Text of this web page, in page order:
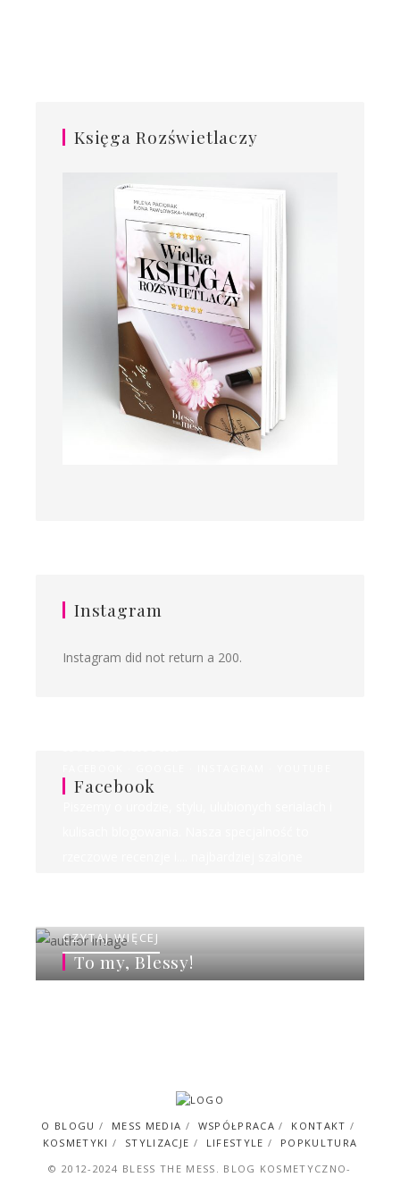
Księga Rozświetlaczy
Instagram
Instagram did not return a 200.
Facebook
To my, Blessy!
CZYTAJ WIĘCEJ
O BLOGU MESS MEDIA WSPÓŁPRACA
KONTAKT
KOSMETYKI
STYLIZACJE LIFESTYLE
POPKULTURA
© 2012-2024 BLESS THE MESS. BLOG KOSMETYCZNO-